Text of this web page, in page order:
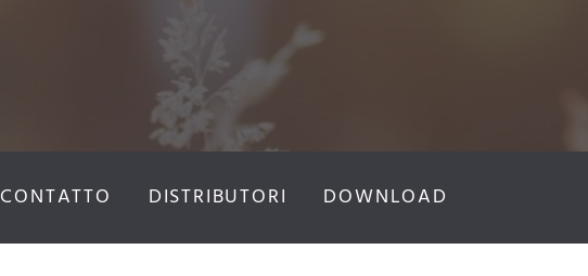
CONTATTO DISTRIBUTORI DOWNLOAD